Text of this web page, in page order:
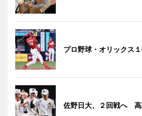
プロ野球・オリックス
佐野日大、２回戦へ